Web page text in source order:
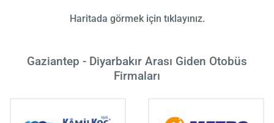
Haritada görmek için tıklayınız.
Gaziantep - Diyarbakır Arası Giden Otobüs
Firmaları